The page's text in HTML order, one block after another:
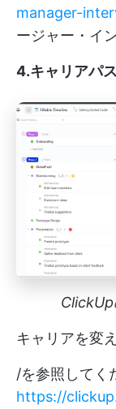
manager-
ージャー・イ
4.キャリアパ
ClickUp
キャリアを変
/を参照してく
https://